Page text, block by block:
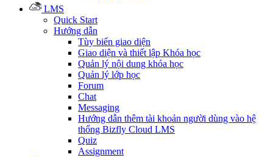
LMS
Quick Start
Hướng dẫn
Tùy biến giao diện
Giao diện và thiết lập Khóa học
Quản lý nội dung khóa học
Quản lý lớp học
Forum
Chat
Messaging
Hướng dẫn thêm tài khoản người dùng vào hệ
thống Bizfly Cloud LMS
Quiz
Assignment